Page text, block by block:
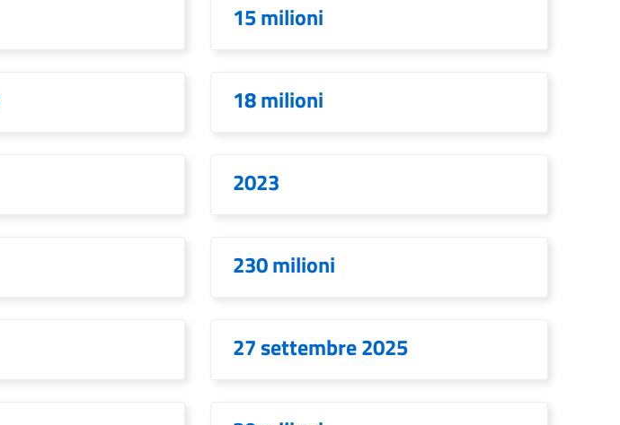
15 milioni
18 milioni
2023
230 milioni
27 settembre 2025